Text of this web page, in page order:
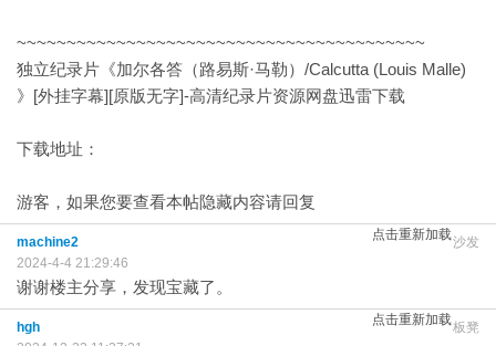
~~~~~~~~~~~~~~~~~~~~~~~~~~~~~~~~~~~~~~~~~
独立纪录片《加尔各答（路易斯·马勒）/Calcutta (Louis Malle)
》[外挂字幕][原版无字]-高清纪录片资源网盘迅雷下载
下载地址：
游客，如果您要查看本帖隐藏内容请回复
点击重新加载沙发
machine2
2024-4-4 21:29:46
谢谢楼主分享，发现宝藏了。
点击重新加载板凳
hgh